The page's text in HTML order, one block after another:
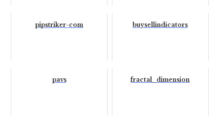
pipstriker-com buysellindicators
pavs fractal_dimension